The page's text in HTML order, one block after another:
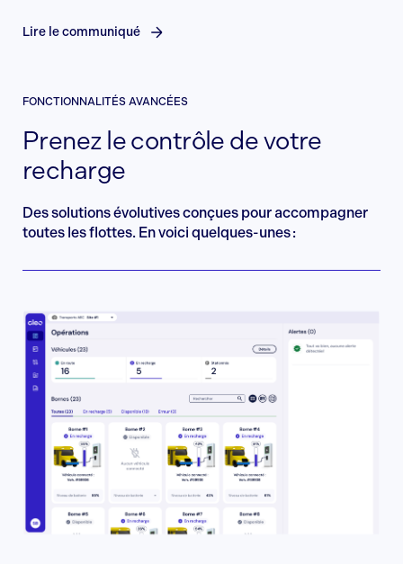
Lire le communiqué
FONCTIONNALITÉS AVANCÉES
Prenez le contrôle de votre
recharge
Des solutions évolutives conçues pour accompagner
toutes les flottes. En voici quelques-unes :